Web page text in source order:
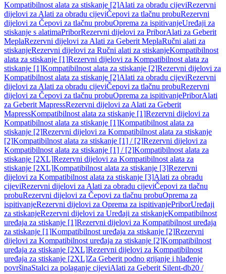
Kompatibilnost alata za stiskanje [2]Alati za obradu cijeviRezervni
dijelovi za Alati za obradu cijeviČepovi za tlačnu probuRezervni
dijelovi za Čepovi za tlačnu probuOprema za ispitivanjeUređaji za
stiskanje s alatimaPriborRezervni dijelovi za PriborAlati za Geberit
MeplaRezervni dijelovi za Alati za Geberit MeplaRučni alati za
stiskanjeRezervni dijelovi za Ručni alati za stiskanjeKompatibilnost
alata za stiskanje [1]Rezervni dijelovi za Kompatibilnost alata za
stiskanje [1]Kompatibilnost alata za stiskanje [2]Rezervni dijelovi za
Kompatibilnost alata za stiskanje [2]Alati za obradu cijeviRezervni
dijelovi za Alati za obradu cijeviČepovi za tlačnu probuRezervni
dijelovi za Čepovi za tlačnu probuOprema za ispitivanjePriborAlati
za Geberit MapressRezervni dijelovi za Alati za Geberit
MapressKompatibilnost alata za stiskanje [1]Rezervni dijelovi za
Kompatibilnost alata za stiskanje [1]Kompatibilnost alata za
stiskanje [2]Rezervni dijelovi za Kompatibilnost alata za stiskanje
[2]Kompatibilnost alata za stiskanje [1] / [2]Rezervni dijelovi za
Kompatibilnost alata za stiskanje [1] / [2]Kompatibilnost alata za
stiskanje [2XL]Rezervni dijelovi za Kompatibilnost alata za
stiskanje [2XL]Kompatibilnost alata za stiskanje [3]Rezervni
dijelovi za Kompatibilnost alata za stiskanje [3]Alati za obradu
cijeviRezervni dijelovi za Alati za obradu cijeviČepovi za tlačnu
probuRezervni dijelovi za Čepovi za tlačnu probuOprema za
ispitivanjeRezervni dijelovi za Oprema za ispitivanjePriborUređaji
za stiskanjeRezervni dijelovi za Uređaji za stiskanjeKompatibilnost
uređaja za stiskanje [1]Rezervni dijelovi za Kompatibilnost uređaja
za stiskanje [1]Kompatibilnost uređaja za stiskanje [2]Rezervni
dijelovi za Kompatibilnost uređaja za stiskanje [2]Kompatibilnost
uređaja za stiskanje [2XL]Rezervni dijelovi za Kompatibilnost
uređaja za stiskanje [2XL]Za Geberit podno grijanje i hlađenje
površinaStalci za polaganje cijeviAlati za Geberit Silent-db20 /